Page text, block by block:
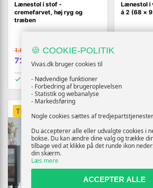
Lænestol i stof -
cremefarvet, høj ryg og
træben
1.007,-
729,- Vis
På lager
Lænestol i
á 2 (68 ×
TILBUD TILBUD
🍪 COOKIE-POLITIK
Vivas.dk bruger cookies til
- Nødvendige funktioner
- Forbedring af brugeroplevelsen
- Statistik og webanalyse
- Markedsføring
Nogle cookies sættes af
Du accepterer alle eller udvalgte cookies i
bokse. Du kan ændre dine valg og trække
tilbage ved at klikke på det runde ikon
din skærm.
Læs mere
ACCEPTER ALLE